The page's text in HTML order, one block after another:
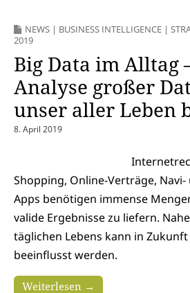
NEWS | BUSINESS INTELLIGENCE |
2019
Big Data im Alltag
Analyse großer
unser aller Leben
8. April 2019
Shopping, Online-Verträge,
Apps benötigen immense
valide Ergebnisse zu liefern.
täglichen Lebens kann in
beeinflusst werden.
Weiterlesen →